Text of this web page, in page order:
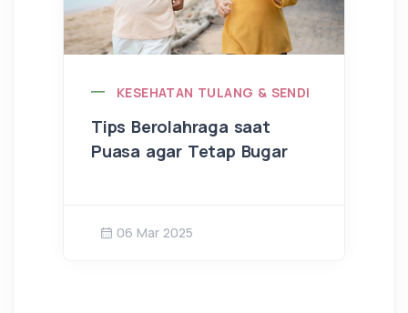
KESEHATAN TULANG & SENDI
Tips Berolahraga saat
Puasa agar Tetap Bugar
06 Mar 2025